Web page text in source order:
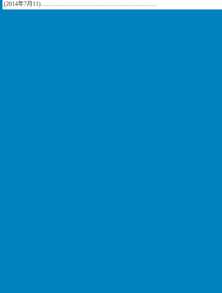
.(2014年7月11)..............................................................................